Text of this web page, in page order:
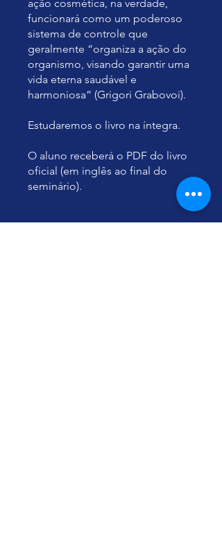
ação cosmética, na verdade,
funcionará como um poderoso
sistema de controle que
geralmente “organiza a ação do
organismo, visando garantir uma
vida eterna saudável e
harmoniosa” (Grigori Grabovoi).
Estudaremos o livro na íntegra.
O aluno receberá o PDF do livro
oficial (em inglês ao final do
seminário).